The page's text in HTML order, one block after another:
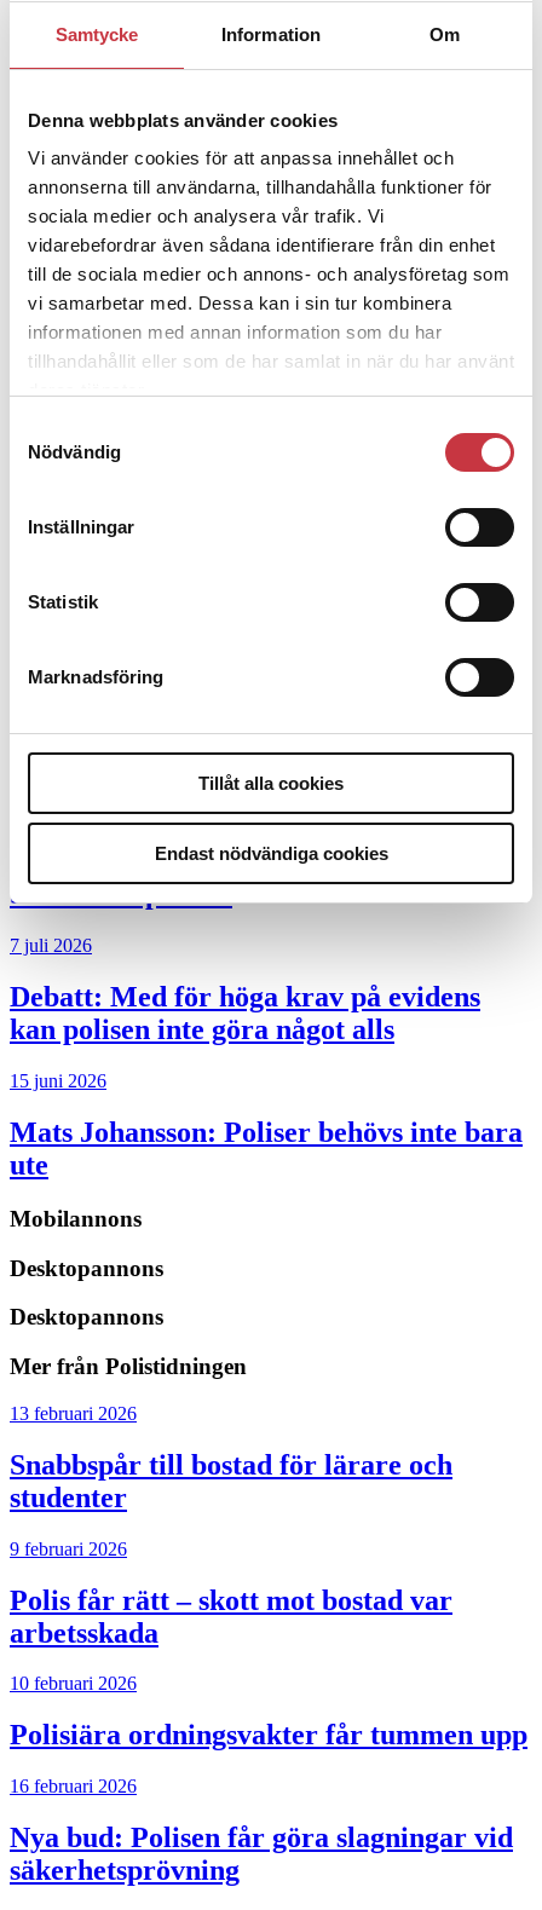
Samtycke Information Om
Denna webbplats använder cookies
Vi använder cookies för att anpassa innehållet och
annonserna till användarna, tillhandahålla funktioner för
sociala medier och analysera vår trafik. Vi
vidarebefordrar även sådana identifierare från din enhet
till de sociala medier och annons- och analysföretag som
vi samarbetar med. Dessa kan i sin tur kombinera
informationen med annan information som du har
tillhandahållit eller som de har samlat in när du har använt
Nödvändig
Inställningar
Statistik
Marknadsföring
Tillåt alla cookies
Endast nödvändiga cookies
Insändare:Miljoner i sjön –
polisaspiranter underkänns på
godtyckliga grunder
1 juni 2026
Jens Mårtensson:Snart 20 år i tjänst – nu
ska han lära sig grunderna
4 juni 2026
rättas till”
Debatt
Slutreplik:Det handlar om
kunskapsstyrning – inte om forskarnas
motiv
8 juli 2026
Det är inte evidenskrav som
bakbinder polisen
7 juli 2026
Debatt: Med för höga krav på evidens
kan polisen inte göra något alls
15 juni 2026
Mats Johansson: Poliser behövs inte bara
ute
Mobilannons
Desktopannons
Desktopannons
Mer från Polistidningen
13 februari 2026
Snabbspår till bostad för lärare och
studenter
9 februari 2026
Polis får rätt – skott mot bostad var
arbetsskada
10 februari 2026
Polisiära ordningsvakter får tummen upp
16 februari 2026
Nya bud: Polisen får göra slagningar vid
säkerhetsprövning